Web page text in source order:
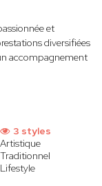
et
diversifiées
accompagnement
3 styles
Artistique
Traditionnel
Lifestyle